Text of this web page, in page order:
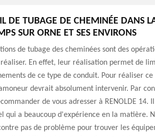
DE TUBAGE DE CHEMINÉE DANS
SUR ORNE ET SES ENVIRONS
de tubage des cheminées sont des
En effet, leur réalisation permet de
de ce type de conduit. Pour réaliser ce
devrait absolument intervenir. Par
de vous adresser à RENOLDE 14.
qui a beaucoup d'expérience en la matière.
pas de problème pour trouver les